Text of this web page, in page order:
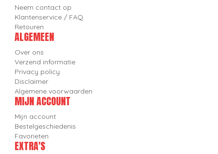
Neem contact op
Klantenservice / FAQ
Retouren
ALGEMEEN
Over ons
Verzend informatie
Privacy policy
Disclaimer
Algemene voorwaarden
MIJN ACCOUNT
Mijn account
Bestelgeschiedenis
Favorieten
EXTRA'S